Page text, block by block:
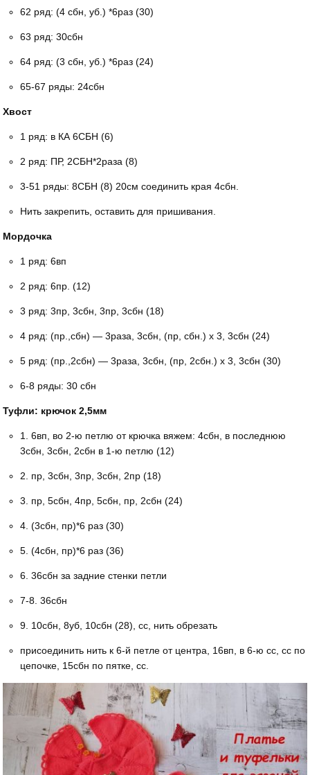
62 ряд: (4 сбн, уб.) *6раз (30)
63 ряд: 30сбн
64 ряд: (3 сбн, уб.) *6раз (24)
65-67 ряды: 24сбн
Хвост
1 ряд: в КА 6СБН (6)
2 ряд: ПР, 2СБН*2раза (8)
3-51 ряды: 8СБН (8) 20см соединить края 4сбн.
Нить закрепить, оставить для пришивания.
Мордочка
1 ряд: 6вп
2 ряд: 6пр. (12)
3 ряд: 3пр, 3сбн, 3пр, 3сбн (18)
4 ряд: (пр.,сбн) — 3раза, 3сбн, (пр, сбн.) x 3, 3сбн (24)
5 ряд: (пр.,2сбн) — 3раза, 3сбн, (пр, 2сбн.) x 3, 3сбн (30)
6-8 ряды: 30 сбн
Туфли: крючок 2,5мм
1. 6вп, во 2-ю петлю от крючка вяжем: 4сбн, в последнюю
3сбн, 3сбн, 2сбн в 1-ю петлю (12)
2. пр, 3сбн, 3пр, 3сбн, 2пр (18)
3. пр, 5сбн, 4пр, 5сбн, пр, 2сбн (24)
4. (3сбн, пр)*6 раз (30)
5. (4сбн, пр)*6 раз (36)
6. 36сбн за задние стенки петли
7-8. 36сбн
9. 10сбн, 8уб, 10сбн (28), сс, нить обрезать
присоединить нить к 6-й петле от центра, 16вп, в 6-ю сс, сс по
цепочке, 15сбн по пятке, сс.